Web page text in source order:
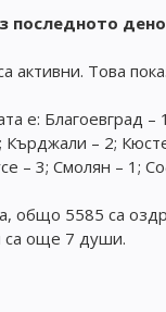
последното
Това
е: Благоевград –
– 2;
– 3; Смолян – 1;
общо 5585 са
са още 7 души.